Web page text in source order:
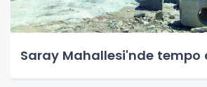
Saray Mahallesi'nde tempo